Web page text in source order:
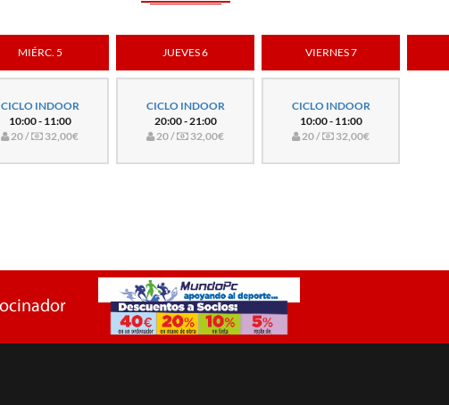
MIÉRC. 5
CICLO INDOOR
10:00 - 11:00
20 /
32,00€
JUEVES 6
CICLO INDOOR
20:00 - 21:00
20 /
32,00€
VIERNES 7
CICLO INDOOR
10:00 - 11:00
20 /
32,00€